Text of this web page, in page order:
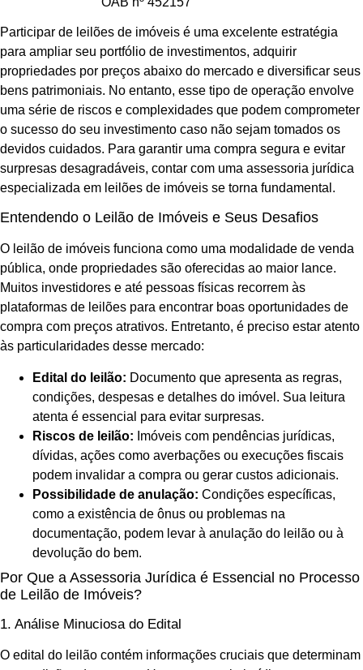
Participar de leilões de imóveis é uma excelente estratégia
para ampliar seu portfólio de investimentos, adquirir
propriedades por preços abaixo do mercado e diversificar seus
bens patrimoniais. No entanto, esse tipo de operação envolve
uma série de riscos e complexidades que podem comprometer
o sucesso do seu investimento caso não sejam tomados os
devidos cuidados. Para garantir uma compra segura e evitar
surpresas desagradáveis, contar com uma assessoria jurídica
especializada em leilões de imóveis se torna fundamental.
Entendendo o Leilão de Imóveis e Seus Desafios
O leilão de imóveis funciona como uma modalidade de venda
pública, onde propriedades são oferecidas ao maior lance.
Muitos investidores e até pessoas físicas recorrem às
plataformas de leilões para encontrar boas oportunidades de
compra com preços atrativos. Entretanto, é preciso estar atento
às particularidades desse mercado:
Edital do leilão: Documento que apresenta as regras,
condições, despesas e detalhes do imóvel. Sua leitura
atenta é essencial para evitar surpresas.
Riscos de leilão: Imóveis com pendências jurídicas,
dívidas, ações como averbações ou execuções fiscais
podem invalidar a compra ou gerar custos adicionais.
Possibilidade de anulação: Condições específicas,
como a existência de ônus ou problemas na
documentação, podem levar à anulação do leilão ou à
devolução do bem.
Por Que a Assessoria Jurídica é Essencial no Processo
de Leilão de Imóveis?
1. Análise Minuciosa do Edital
O edital do leilão contém informações cruciais que determinam